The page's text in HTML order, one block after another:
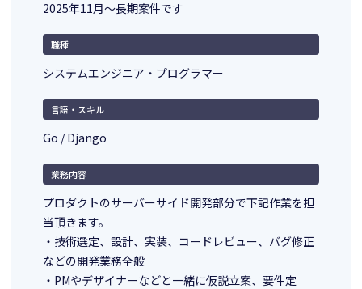
2025年11月～長期案件です
職種
システムエンジニア・プログラマー
言語・スキル
Go / Django
業務内容
プロダクトのサーバーサイド開発部分で下記作業を担
当頂きます。
・技術選定、設計、実装、コードレビュー、バグ修正
などの開発業務全般
・PMやデザイナーなどと一緒に仮説立案、要件定